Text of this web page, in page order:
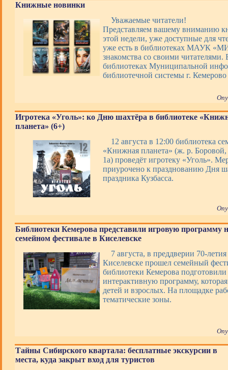
Книжные новинки
Уважаемые читатели!
Представляем вашему вниманию
этой недели, уже доступные для
уже есть в библиотеках МАУК
знакомства со своими читателями.
библиотеках Муниципальной
библиотечной системы г. Кемерово
Игротека «Уголь»: ко Дню шахтёра в библиотеке
планета» (6+)
12 августа в 12:00 библиотека
«Книжная планета» (ж. р. Боровой,
1а) проведёт игротеку «Уголь».
приурочено к празднованию Дня
праздника Кузбасса.
Библиотеки Кемерова представили игровую программу
семейном фестивале в Киселевске
7 августа, в преддверии 70-
Киселевске прошел семейный
библиотеки Кемерова подготовили
интерактивную программу,
детей и взрослых. На площадке
тематические зоны.
Тайны Сибирского квартала: бесплатные экскурсии в
места, куда закрыт вход для туристов